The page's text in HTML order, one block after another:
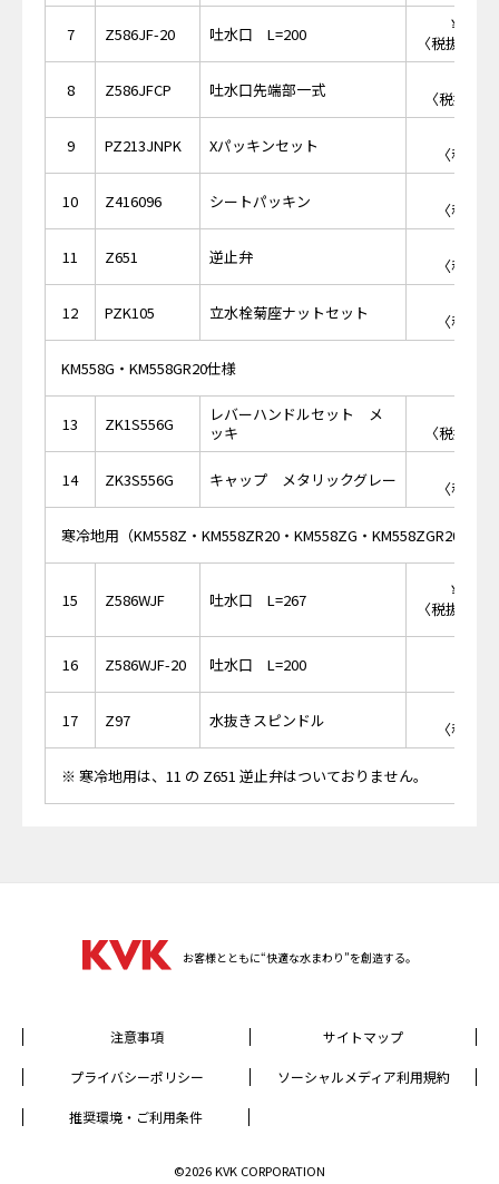
7 Z586JF-20 吐水口 L=200
￥
〈税抜価格
8 Z586JFCP 吐水口先端部一式
〈税抜価
9 PZ213JNPK Xパッキンセット
〈税抜
10 Z416096 シートパッキン
〈税抜
11 Z651 逆止弁
〈税抜
12 PZK105 立水栓菊座ナットセット
〈税抜
KM558G・KM558GR20仕様
13 ZK1S556G
レバーハンドルセット メ
ッキ
〈税抜価
14 ZK3S556G キャップ メタリックグレー
〈税抜
寒冷地用（KM558Z・KM558ZR20・KM558ZG・KM558ZGR20）
15 Z586WJF 吐水口 L=267
￥
〈税抜価格
16 Z586WJF-20 吐水口 L=200
17 Z97 水抜きスピンドル
〈税抜
※ 寒冷地用は、11 の Z651 逆止弁はついておりません。
お客様とともに“快適な水まわり”を創造する。
注意事項 サイトマップ
プライバシーポリシー ソーシャルメディア利用規約
推奨環境・ご利用条件
©2026 KVK CORPORATION